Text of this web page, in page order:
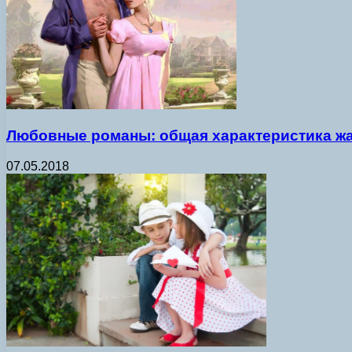
Любовные романы: общая характеристика
07.05.2018